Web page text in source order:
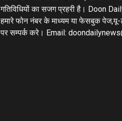
गतिविधियों का सजग प्रहरी है। Doon
हमारे फोन नंबर के माध्यम या फेसबुक
पर सम्पर्क करे। Email: